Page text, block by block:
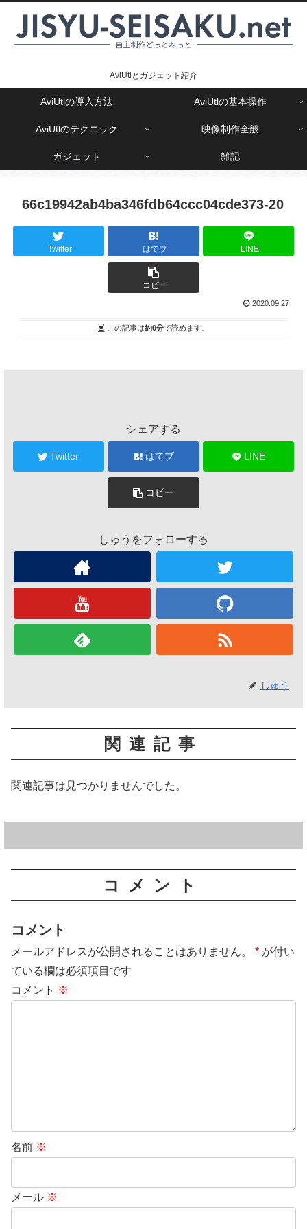
AviUtlとガジェット紹介
AviUtlの導入方法 AviUtlの基本操作
AviUtlのテクニック 映像制作全般
ガジェット 雑記
66c19942ab4ba346fdb64ccc04cde373-20
Twitter はてブ LINE
コピー
2020.09.27
この記事は約0分で読めます。
シェアする
Twitter はてブ LINE
コピー
しゅうをフォローする
しゅう
関連記事
関連記事は見つかりませんでした。
コメント
コメント
メールアドレスが公開されることはありません。 * が付い
ている欄は必須項目です
コメント ※
名前 ※
メール ※